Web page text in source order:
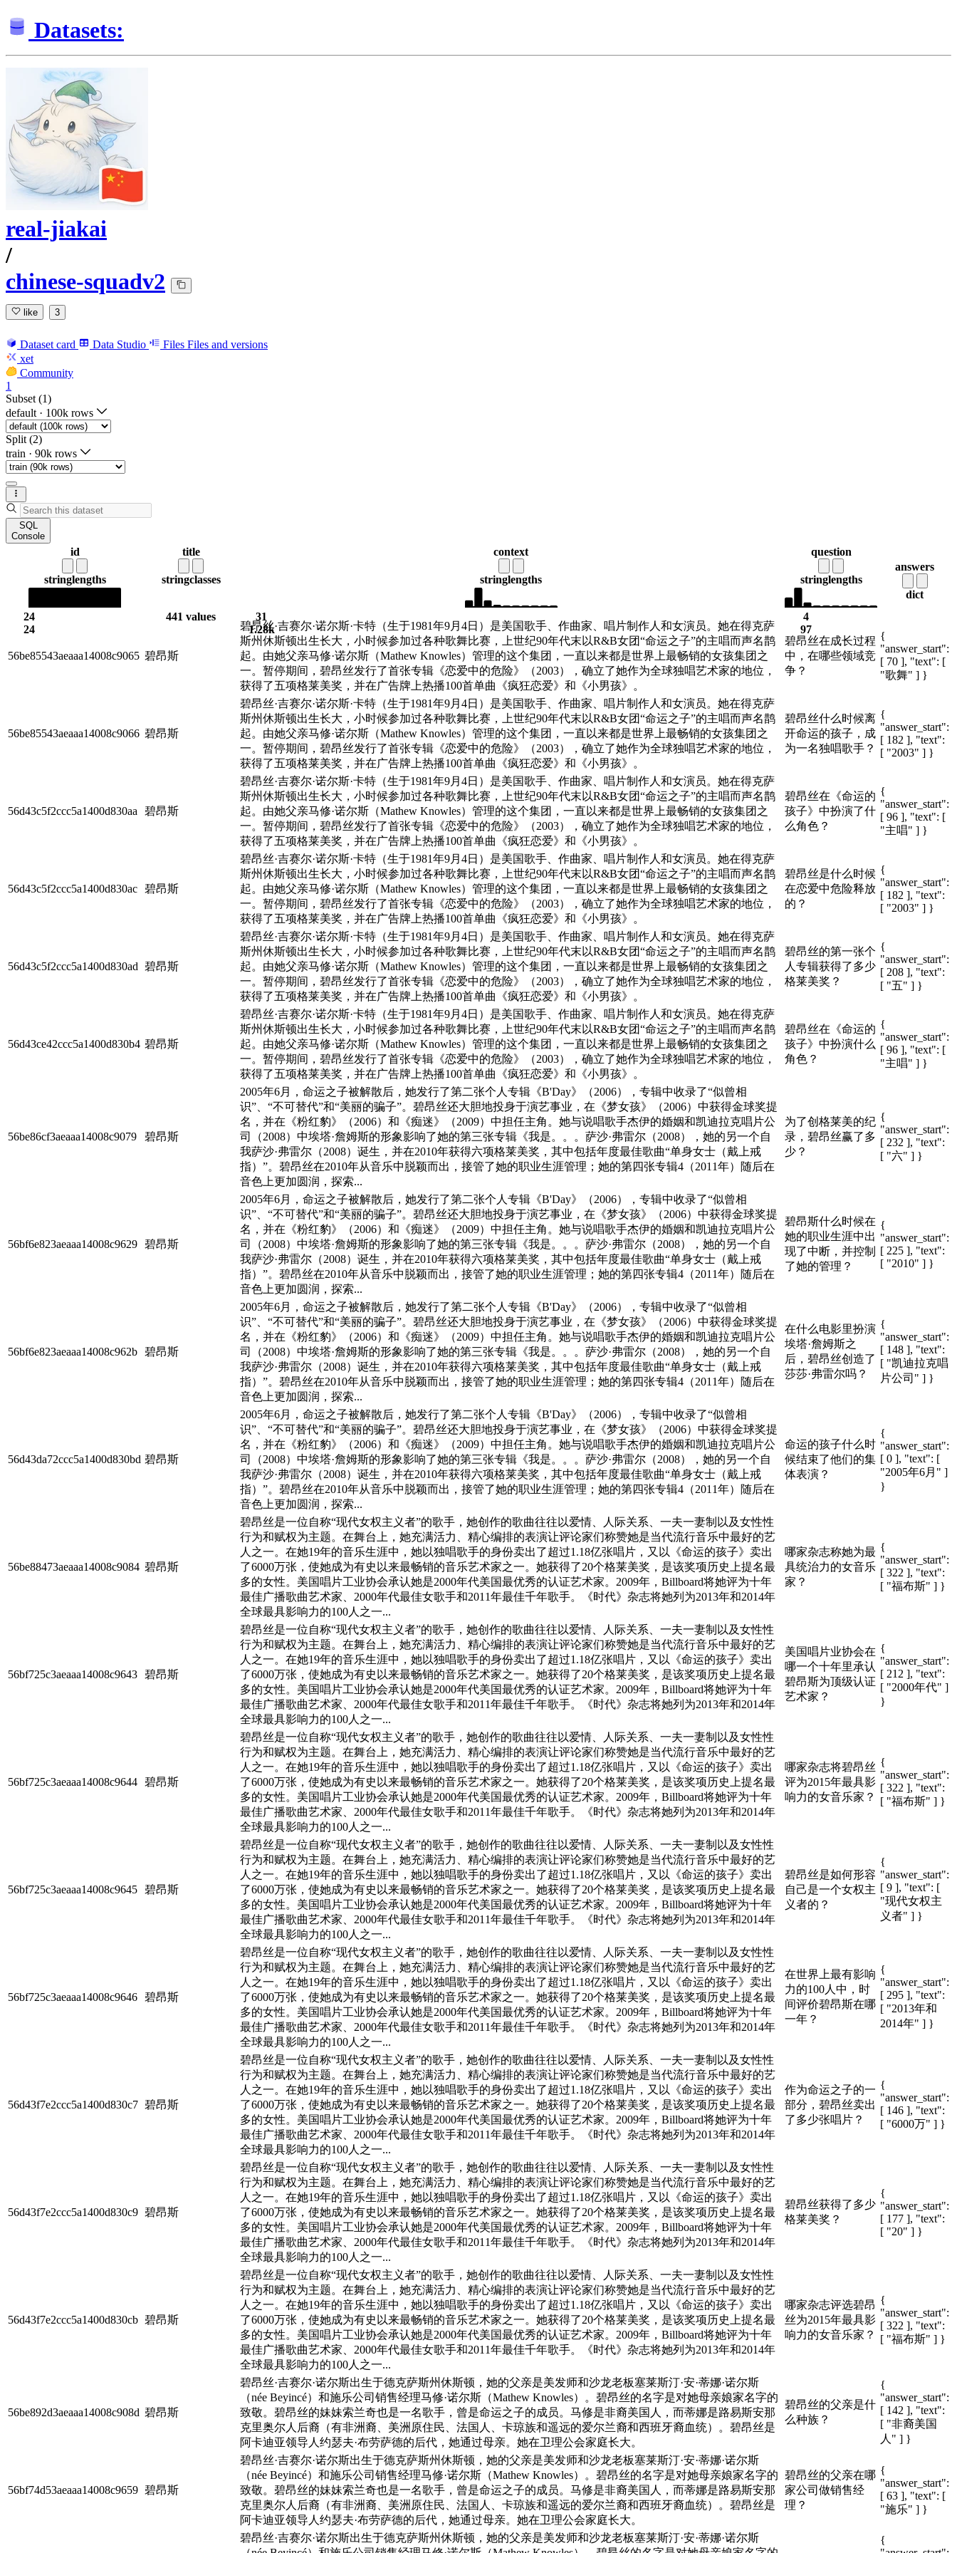
Datasets:
real-jiakai
/
chinese-squadv2
like 3
Dataset card Data Studio Files Files and versions
xet
Community
1
Subset (1)
default · 100k rows
Split (2)
train · 90k rows
SQL
Console
id
stringlengths
24
24
title
stringclasses
441 values
context
stringlengths
31
1.28k
question
stringlengths
4
97
answers
dict
56be85543aeaaa14008c9065 碧昂斯
碧昂丝·吉赛尔·诺尔斯·卡特（生于1981年9月4日）是美国歌手、作曲家、唱片制作人和女演员。她在得克萨
斯州休斯顿出生长大，小时候参加过各种歌舞比赛，上世纪90年代末以R&B女团“命运之子”的主唱而声名鹊
起。由她父亲马修·诺尔斯（Mathew Knowles）管理的这个集团，一直以来都是世界上最畅销的女孩集团之
一。暂停期间，碧昂丝发行了首张专辑《恋爱中的危险》（2003），确立了她作为全球独唱艺术家的地位，
获得了五项格莱美奖，并在广告牌上热播100首单曲《疯狂恋爱》和《小男孩》。
碧昂丝在成长过程
中，在哪些领域竞
争？
{
"answer_start":
[ 70 ], "text": [
"歌舞" ] }
56be85543aeaaa14008c9066 碧昂斯
碧昂丝·吉赛尔·诺尔斯·卡特（生于1981年9月4日）是美国歌手、作曲家、唱片制作人和女演员。她在得克萨
斯州休斯顿出生长大，小时候参加过各种歌舞比赛，上世纪90年代末以R&B女团“命运之子”的主唱而声名鹊
起。由她父亲马修·诺尔斯（Mathew Knowles）管理的这个集团，一直以来都是世界上最畅销的女孩集团之
一。暂停期间，碧昂丝发行了首张专辑《恋爱中的危险》（2003），确立了她作为全球独唱艺术家的地位，
获得了五项格莱美奖，并在广告牌上热播100首单曲《疯狂恋爱》和《小男孩》。
碧昂丝什么时候离
开命运的孩子，成
为一名独唱歌手？
{
"answer_start":
[ 182 ], "text":
[ "2003" ] }
56d43c5f2ccc5a1400d830aa 碧昂斯
碧昂丝·吉赛尔·诺尔斯·卡特（生于1981年9月4日）是美国歌手、作曲家、唱片制作人和女演员。她在得克萨
斯州休斯顿出生长大，小时候参加过各种歌舞比赛，上世纪90年代末以R&B女团“命运之子”的主唱而声名鹊
起。由她父亲马修·诺尔斯（Mathew Knowles）管理的这个集团，一直以来都是世界上最畅销的女孩集团之
一。暂停期间，碧昂丝发行了首张专辑《恋爱中的危险》（2003），确立了她作为全球独唱艺术家的地位，
获得了五项格莱美奖，并在广告牌上热播100首单曲《疯狂恋爱》和《小男孩》。
碧昂丝在《命运的
孩子》中扮演了什
么角色？
{
"answer_start":
[ 96 ], "text": [
"主唱" ] }
56d43c5f2ccc5a1400d830ac 碧昂斯
碧昂丝·吉赛尔·诺尔斯·卡特（生于1981年9月4日）是美国歌手、作曲家、唱片制作人和女演员。她在得克萨
斯州休斯顿出生长大，小时候参加过各种歌舞比赛，上世纪90年代末以R&B女团“命运之子”的主唱而声名鹊
起。由她父亲马修·诺尔斯（Mathew Knowles）管理的这个集团，一直以来都是世界上最畅销的女孩集团之
一。暂停期间，碧昂丝发行了首张专辑《恋爱中的危险》（2003），确立了她作为全球独唱艺术家的地位，
获得了五项格莱美奖，并在广告牌上热播100首单曲《疯狂恋爱》和《小男孩》。
碧昂丝是什么时候
在恋爱中危险释放
的？
{
"answer_start":
[ 182 ], "text":
[ "2003" ] }
56d43c5f2ccc5a1400d830ad 碧昂斯
碧昂丝·吉赛尔·诺尔斯·卡特（生于1981年9月4日）是美国歌手、作曲家、唱片制作人和女演员。她在得克萨
斯州休斯顿出生长大，小时候参加过各种歌舞比赛，上世纪90年代末以R&B女团“命运之子”的主唱而声名鹊
起。由她父亲马修·诺尔斯（Mathew Knowles）管理的这个集团，一直以来都是世界上最畅销的女孩集团之
一。暂停期间，碧昂丝发行了首张专辑《恋爱中的危险》（2003），确立了她作为全球独唱艺术家的地位，
获得了五项格莱美奖，并在广告牌上热播100首单曲《疯狂恋爱》和《小男孩》。
碧昂丝的第一张个
人专辑获得了多少
格莱美奖？
{
"answer_start":
[ 208 ], "text":
[ "五" ] }
56d43ce42ccc5a1400d830b4 碧昂斯
碧昂丝·吉赛尔·诺尔斯·卡特（生于1981年9月4日）是美国歌手、作曲家、唱片制作人和女演员。她在得克萨
斯州休斯顿出生长大，小时候参加过各种歌舞比赛，上世纪90年代末以R&B女团“命运之子”的主唱而声名鹊
起。由她父亲马修·诺尔斯（Mathew Knowles）管理的这个集团，一直以来都是世界上最畅销的女孩集团之
一。暂停期间，碧昂丝发行了首张专辑《恋爱中的危险》（2003），确立了她作为全球独唱艺术家的地位，
获得了五项格莱美奖，并在广告牌上热播100首单曲《疯狂恋爱》和《小男孩》。
碧昂丝在《命运的
孩子》中扮演什么
角色？
{
"answer_start":
[ 96 ], "text": [
"主唱" ] }
56be86cf3aeaaa14008c9079 碧昂斯
2005年6月，命运之子被解散后，她发行了第二张个人专辑《B'Day》（2006），专辑中收录了“似曾相
识”、“不可替代”和“美丽的骗子”。碧昂丝还大胆地投身于演艺事业，在《梦女孩》（2006）中获得金球奖提
名，并在《粉红豹》（2006）和《痴迷》（2009）中担任主角。她与说唱歌手杰伊的婚姻和凯迪拉克唱片公
司（2008）中埃塔·詹姆斯的形象影响了她的第三张专辑《我是。。。萨沙·弗雷尔（2008），她的另一个自
我萨沙·弗雷尔（2008）诞生，并在2010年获得六项格莱美奖，其中包括年度最佳歌曲“单身女士（戴上戒
指）”。碧昂丝在2010年从音乐中脱颖而出，接管了她的职业生涯管理；她的第四张专辑4（2011年）随后在
音色上更加圆润，探索...
为了创格莱美的纪
录，碧昂丝赢了多
少？
{
"answer_start":
[ 232 ], "text":
[ "六" ] }
56bf6e823aeaaa14008c9629 碧昂斯
2005年6月，命运之子被解散后，她发行了第二张个人专辑《B'Day》（2006），专辑中收录了“似曾相
识”、“不可替代”和“美丽的骗子”。碧昂丝还大胆地投身于演艺事业，在《梦女孩》（2006）中获得金球奖提
名，并在《粉红豹》（2006）和《痴迷》（2009）中担任主角。她与说唱歌手杰伊的婚姻和凯迪拉克唱片公
司（2008）中埃塔·詹姆斯的形象影响了她的第三张专辑《我是。。。萨沙·弗雷尔（2008），她的另一个自
我萨沙·弗雷尔（2008）诞生，并在2010年获得六项格莱美奖，其中包括年度最佳歌曲“单身女士（戴上戒
指）”。碧昂丝在2010年从音乐中脱颖而出，接管了她的职业生涯管理；她的第四张专辑4（2011年）随后在
音色上更加圆润，探索...
碧昂斯什么时候在
她的职业生涯中出
现了中断，并控制
了她的管理？
{
"answer_start":
[ 225 ], "text":
[ "2010" ] }
56bf6e823aeaaa14008c962b 碧昂斯
2005年6月，命运之子被解散后，她发行了第二张个人专辑《B'Day》（2006），专辑中收录了“似曾相
识”、“不可替代”和“美丽的骗子”。碧昂丝还大胆地投身于演艺事业，在《梦女孩》（2006）中获得金球奖提
名，并在《粉红豹》（2006）和《痴迷》（2009）中担任主角。她与说唱歌手杰伊的婚姻和凯迪拉克唱片公
司（2008）中埃塔·詹姆斯的形象影响了她的第三张专辑《我是。。。萨沙·弗雷尔（2008），她的另一个自
我萨沙·弗雷尔（2008）诞生，并在2010年获得六项格莱美奖，其中包括年度最佳歌曲“单身女士（戴上戒
指）”。碧昂丝在2010年从音乐中脱颖而出，接管了她的职业生涯管理；她的第四张专辑4（2011年）随后在
音色上更加圆润，探索...
在什么电影里扮演
埃塔·詹姆斯之
后，碧昂丝创造了
莎莎·弗雷尔吗？
{
"answer_start":
[ 148 ], "text":
[ "凯迪拉克唱
片公司" ] }
56d43da72ccc5a1400d830bd 碧昂斯
2005年6月，命运之子被解散后，她发行了第二张个人专辑《B'Day》（2006），专辑中收录了“似曾相
识”、“不可替代”和“美丽的骗子”。碧昂丝还大胆地投身于演艺事业，在《梦女孩》（2006）中获得金球奖提
名，并在《粉红豹》（2006）和《痴迷》（2009）中担任主角。她与说唱歌手杰伊的婚姻和凯迪拉克唱片公
司（2008）中埃塔·詹姆斯的形象影响了她的第三张专辑《我是。。。萨沙·弗雷尔（2008），她的另一个自
我萨沙·弗雷尔（2008）诞生，并在2010年获得六项格莱美奖，其中包括年度最佳歌曲“单身女士（戴上戒
指）”。碧昂丝在2010年从音乐中脱颖而出，接管了她的职业生涯管理；她的第四张专辑4（2011年）随后在
音色上更加圆润，探索...
命运的孩子什么时
候结束了他们的集
体表演？
{
"answer_start":
[ 0 ], "text": [
"2005年6月" ]
}
56be88473aeaaa14008c9084 碧昂斯
碧昂丝是一位自称“现代女权主义者”的歌手，她创作的歌曲往往以爱情、人际关系、一夫一妻制以及女性性
行为和赋权为主题。在舞台上，她充满活力、精心编排的表演让评论家们称赞她是当代流行音乐中最好的艺
人之一。在她19年的音乐生涯中，她以独唱歌手的身份卖出了超过1.18亿张唱片，又以《命运的孩子》卖出
了6000万张，使她成为有史以来最畅销的音乐艺术家之一。她获得了20个格莱美奖，是该奖项历史上提名最
多的女性。美国唱片工业协会承认她是2000年代美国最优秀的认证艺术家。2009年，Billboard将她评为十年
最佳广播歌曲艺术家、2000年代最佳女歌手和2011年最佳千年歌手。《时代》杂志将她列为2013年和2014年
全球最具影响力的100人之一...
哪家杂志称她为最
具统治力的女音乐
家？
{
"answer_start":
[ 322 ], "text":
[ "福布斯" ] }
56bf725c3aeaaa14008c9643 碧昂斯
碧昂丝是一位自称“现代女权主义者”的歌手，她创作的歌曲往往以爱情、人际关系、一夫一妻制以及女性性
行为和赋权为主题。在舞台上，她充满活力、精心编排的表演让评论家们称赞她是当代流行音乐中最好的艺
人之一。在她19年的音乐生涯中，她以独唱歌手的身份卖出了超过1.18亿张唱片，又以《命运的孩子》卖出
了6000万张，使她成为有史以来最畅销的音乐艺术家之一。她获得了20个格莱美奖，是该奖项历史上提名最
多的女性。美国唱片工业协会承认她是2000年代美国最优秀的认证艺术家。2009年，Billboard将她评为十年
最佳广播歌曲艺术家、2000年代最佳女歌手和2011年最佳千年歌手。《时代》杂志将她列为2013年和2014年
全球最具影响力的100人之一...
美国唱片业协会在
哪一个十年里承认
碧昂斯为顶级认证
艺术家？
{
"answer_start":
[ 212 ], "text":
[ "2000年代" ]
}
56bf725c3aeaaa14008c9644 碧昂斯
碧昂丝是一位自称“现代女权主义者”的歌手，她创作的歌曲往往以爱情、人际关系、一夫一妻制以及女性性
行为和赋权为主题。在舞台上，她充满活力、精心编排的表演让评论家们称赞她是当代流行音乐中最好的艺
人之一。在她19年的音乐生涯中，她以独唱歌手的身份卖出了超过1.18亿张唱片，又以《命运的孩子》卖出
了6000万张，使她成为有史以来最畅销的音乐艺术家之一。她获得了20个格莱美奖，是该奖项历史上提名最
多的女性。美国唱片工业协会承认她是2000年代美国最优秀的认证艺术家。2009年，Billboard将她评为十年
最佳广播歌曲艺术家、2000年代最佳女歌手和2011年最佳千年歌手。《时代》杂志将她列为2013年和2014年
全球最具影响力的100人之一...
哪家杂志将碧昂丝
评为2015年最具影
响力的女音乐家？
{
"answer_start":
[ 322 ], "text":
[ "福布斯" ] }
56bf725c3aeaaa14008c9645 碧昂斯
碧昂丝是一位自称“现代女权主义者”的歌手，她创作的歌曲往往以爱情、人际关系、一夫一妻制以及女性性
行为和赋权为主题。在舞台上，她充满活力、精心编排的表演让评论家们称赞她是当代流行音乐中最好的艺
人之一。在她19年的音乐生涯中，她以独唱歌手的身份卖出了超过1.18亿张唱片，又以《命运的孩子》卖出
了6000万张，使她成为有史以来最畅销的音乐艺术家之一。她获得了20个格莱美奖，是该奖项历史上提名最
多的女性。美国唱片工业协会承认她是2000年代美国最优秀的认证艺术家。2009年，Billboard将她评为十年
最佳广播歌曲艺术家、2000年代最佳女歌手和2011年最佳千年歌手。《时代》杂志将她列为2013年和2014年
全球最具影响力的100人之一...
碧昂丝是如何形容
自己是一个女权主
义者的？
{
"answer_start":
[ 9 ], "text": [
"现代女权主
义者" ] }
56bf725c3aeaaa14008c9646 碧昂斯
碧昂丝是一位自称“现代女权主义者”的歌手，她创作的歌曲往往以爱情、人际关系、一夫一妻制以及女性性
行为和赋权为主题。在舞台上，她充满活力、精心编排的表演让评论家们称赞她是当代流行音乐中最好的艺
人之一。在她19年的音乐生涯中，她以独唱歌手的身份卖出了超过1.18亿张唱片，又以《命运的孩子》卖出
了6000万张，使她成为有史以来最畅销的音乐艺术家之一。她获得了20个格莱美奖，是该奖项历史上提名最
多的女性。美国唱片工业协会承认她是2000年代美国最优秀的认证艺术家。2009年，Billboard将她评为十年
最佳广播歌曲艺术家、2000年代最佳女歌手和2011年最佳千年歌手。《时代》杂志将她列为2013年和2014年
全球最具影响力的100人之一...
在世界上最有影响
力的100人中，时
间评价碧昂斯在哪
一年？
{
"answer_start":
[ 295 ], "text":
[ "2013年和
2014年" ] }
56d43f7e2ccc5a1400d830c7 碧昂斯
碧昂丝是一位自称“现代女权主义者”的歌手，她创作的歌曲往往以爱情、人际关系、一夫一妻制以及女性性
行为和赋权为主题。在舞台上，她充满活力、精心编排的表演让评论家们称赞她是当代流行音乐中最好的艺
人之一。在她19年的音乐生涯中，她以独唱歌手的身份卖出了超过1.18亿张唱片，又以《命运的孩子》卖出
了6000万张，使她成为有史以来最畅销的音乐艺术家之一。她获得了20个格莱美奖，是该奖项历史上提名最
多的女性。美国唱片工业协会承认她是2000年代美国最优秀的认证艺术家。2009年，Billboard将她评为十年
最佳广播歌曲艺术家、2000年代最佳女歌手和2011年最佳千年歌手。《时代》杂志将她列为2013年和2014年
全球最具影响力的100人之一...
作为命运之子的一
部分，碧昂丝卖出
了多少张唱片？
{
"answer_start":
[ 146 ], "text":
[ "6000万" ] }
56d43f7e2ccc5a1400d830c9 碧昂斯
碧昂丝是一位自称“现代女权主义者”的歌手，她创作的歌曲往往以爱情、人际关系、一夫一妻制以及女性性
行为和赋权为主题。在舞台上，她充满活力、精心编排的表演让评论家们称赞她是当代流行音乐中最好的艺
人之一。在她19年的音乐生涯中，她以独唱歌手的身份卖出了超过1.18亿张唱片，又以《命运的孩子》卖出
了6000万张，使她成为有史以来最畅销的音乐艺术家之一。她获得了20个格莱美奖，是该奖项历史上提名最
多的女性。美国唱片工业协会承认她是2000年代美国最优秀的认证艺术家。2009年，Billboard将她评为十年
最佳广播歌曲艺术家、2000年代最佳女歌手和2011年最佳千年歌手。《时代》杂志将她列为2013年和2014年
全球最具影响力的100人之一...
碧昂丝获得了多少
格莱美奖？
{
"answer_start":
[ 177 ], "text":
[ "20" ] }
56d43f7e2ccc5a1400d830cb 碧昂斯
碧昂丝是一位自称“现代女权主义者”的歌手，她创作的歌曲往往以爱情、人际关系、一夫一妻制以及女性性
行为和赋权为主题。在舞台上，她充满活力、精心编排的表演让评论家们称赞她是当代流行音乐中最好的艺
人之一。在她19年的音乐生涯中，她以独唱歌手的身份卖出了超过1.18亿张唱片，又以《命运的孩子》卖出
了6000万张，使她成为有史以来最畅销的音乐艺术家之一。她获得了20个格莱美奖，是该奖项历史上提名最
多的女性。美国唱片工业协会承认她是2000年代美国最优秀的认证艺术家。2009年，Billboard将她评为十年
最佳广播歌曲艺术家、2000年代最佳女歌手和2011年最佳千年歌手。《时代》杂志将她列为2013年和2014年
全球最具影响力的100人之一...
哪家杂志评选碧昂
丝为2015年最具影
响力的女音乐家？
{
"answer_start":
[ 322 ], "text":
[ "福布斯" ] }
56be892d3aeaaa14008c908d 碧昂斯
碧昂丝·吉赛尔·诺尔斯出生于德克萨斯州休斯顿，她的父亲是美发师和沙龙老板塞莱斯汀·安·蒂娜·诺尔斯
（née Beyincé）和施乐公司销售经理马修·诺尔斯（Mathew Knowles）。碧昂丝的名字是对她母亲娘家名字的
致敬。碧昂丝的妹妹索兰奇也是一名歌手，曾是命运之子的成员。马修是非裔美国人，而蒂娜是路易斯安那
克里奥尔人后裔（有非洲裔、美洲原住民、法国人、卡琼族和遥远的爱尔兰裔和西班牙裔血统）。碧昂丝是
阿卡迪亚领导人约瑟夫·布劳萨德的后代，她通过母亲。她在卫理公会家庭长大。
碧昂丝的父亲是什
么种族？
{
"answer_start":
[ 142 ], "text":
[ "非裔美国
人" ] }
56bf74d53aeaaa14008c9659 碧昂斯
碧昂丝·吉赛尔·诺尔斯出生于德克萨斯州休斯顿，她的父亲是美发师和沙龙老板塞莱斯汀·安·蒂娜·诺尔斯
（née Beyincé）和施乐公司销售经理马修·诺尔斯（Mathew Knowles）。碧昂丝的名字是对她母亲娘家名字的
致敬。碧昂丝的妹妹索兰奇也是一名歌手，曾是命运之子的成员。马修是非裔美国人，而蒂娜是路易斯安那
克里奥尔人后裔（有非洲裔、美洲原住民、法国人、卡琼族和遥远的爱尔兰裔和西班牙裔血统）。碧昂丝是
阿卡迪亚领导人约瑟夫·布劳萨德的后代，她通过母亲。她在卫理公会家庭长大。
碧昂丝的父亲在哪
家公司做销售经
理？
{
"answer_start":
[ 63 ], "text": [
"施乐" ] }
碧昂丝·吉赛尔·诺尔斯出生于德克萨斯州休斯顿，她的父亲是美发师和沙龙老板塞莱斯汀·安·蒂娜·诺尔斯
{